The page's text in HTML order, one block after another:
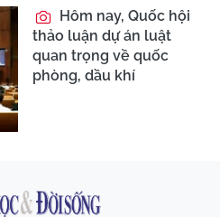
Hôm nay, Quốc hội
thảo luận dự án luật
quan trọng về quốc
phòng, dầu khí